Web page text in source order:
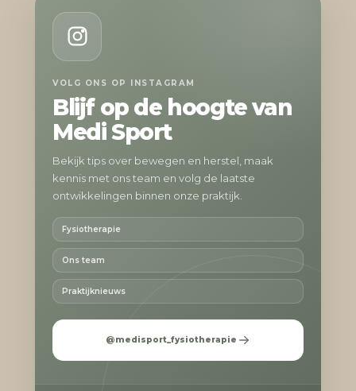
VOLG ONS OP INSTAGRAM
Blijf op de hoogte van
Medi Sport
Bekijk tips over bewegen en herstel, maak
kennis met ons team en volg de laatste
ontwikkelingen binnen onze praktijk.
Fysiotherapie
Ons team
Praktijknieuws
@medisport_fysiotherapie